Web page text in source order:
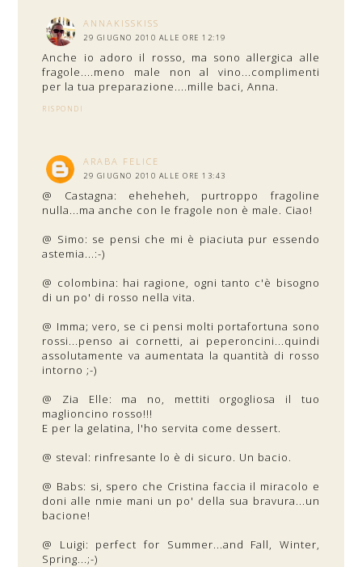
ANNAKISSKISS
29 GIUGNO 2010 ALLE ORE 12:19
Anche io adoro il rosso, ma sono allergica alle
fragole....meno male non al vino...complimenti
per la tua preparazione....mille baci, Anna.
RISPONDI
ARABA FELICE
29 GIUGNO 2010 ALLE ORE 13:43
@ Castagna: eheheheh, purtroppo fragoline
nulla...ma anche con le fragole non è male. Ciao!
@ Simo: se pensi che mi è piaciuta pur essendo
astemia...:-)
@ colombina: hai ragione, ogni tanto c'è bisogno
di un po' di rosso nella vita.
@ Imma; vero, se ci pensi molti portafortuna sono
rossi...penso ai cornetti, ai peperoncini...quindi
assolutamente va aumentata la quantità di rosso
intorno ;-)
@ Zia Elle: ma no, mettiti orgogliosa il tuo
maglioncino rosso!!!
E per la gelatina, l'ho servita come dessert.
@ steval: rinfresante lo è di sicuro. Un bacio.
@ Babs: si, spero che Cristina faccia il miracolo e
doni alle nmie mani un po' della sua bravura...un
bacione!
@ Luigi: perfect for Summer...and Fall, Winter,
Spring...;-)